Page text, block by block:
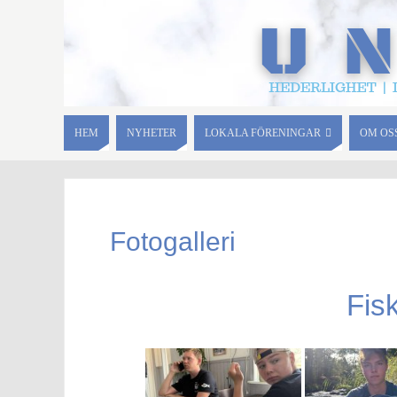
HEM NYHETER LOKALA FÖRENINGAR OM
Fotogalleri